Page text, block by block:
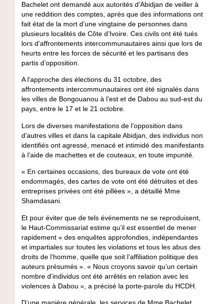
Bachelet ont demandé aux autorités d’Abidjan de veiller à
une reddition des comptes, après que des informations ont
fait état de la mort d’une vingtaine de personnes dans
plusieurs localités de Côte d’Ivoire. Ces civils ont été tués
lors d’affrontements intercommunautaires ainsi que lors de
heurts entre les forces de sécurité et les partisans des
partis d’opposition.
A l’approche des élections du 31 octobre, des
affrontements intercommunautaires ont été signalés dans
les villes de Bongouanou à l’est et de Dabou au sud-est du
pays, entre le 17 et le 21 octobre.
Lors de diverses manifestations de l’opposition dans
d’autres villes et dans la capitale Abidjan, des individus non
identifiés ont agressé, menacé et intimidé des manifestants
à l’aide de machettes et de couteaux, en toute impunité.
« En certaines occasions, des bureaux de vote ont été
endommagés, des cartes de vote ont été détruites et des
entreprises privées ont été pillées », a détaillé Mme
Shamdasani.
Et pour éviter que de tels événements ne se reproduisent,
le Haut-Commissariat estime qu’il est essentiel de mener
rapidement « des enquêtes approfondies, indépendantes
et impartiales sur toutes les violations et tous les abus des
droits de l’homme, quelle que soit l’affiliation politique des
auteurs présumés ». « Nous croyons savoir qu’un certain
nombre d’individus ont été arrêtés en relation avec les
violences à Dabou », a précisé la porte-parole du HCDH.